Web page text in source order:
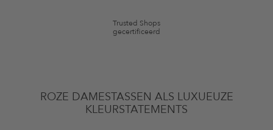
Trusted Shops
gecertificeerd
ROZE DAMESTASSEN ALS LUXUEUZE
KLEURSTATEMENTS